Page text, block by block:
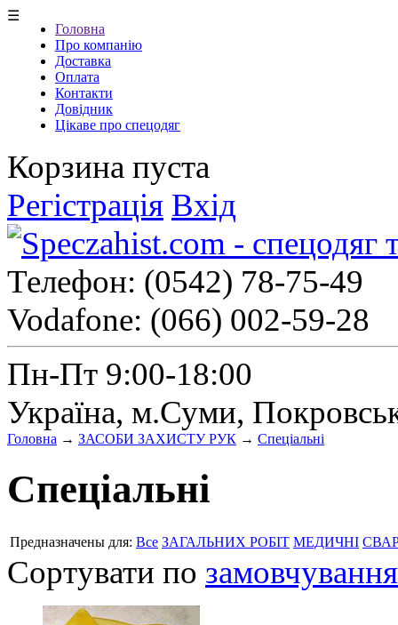
☰
Головна
Про компанію
Доставка
Оплата
Контакти
Довідник
Цікаве про спецодяг
Корзина пуста
Регістрація Вхід
Телефон: (0542) 78-75-49
Vodafone: (066) 002-59-28
Пн-Пт 9:00-18:00
Україна, м.Суми,
Головна → ЗАСОБИ ЗАХИСТУ РУК → Спеціальні
Спеціальні
Предназначены для: Все ЗАГАЛЬНИХ РОБІТ МЕДИЧНІ
Сортувати по замовчування